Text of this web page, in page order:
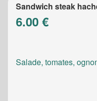
Sandwich steak
6.00 €
Salade, tomates,